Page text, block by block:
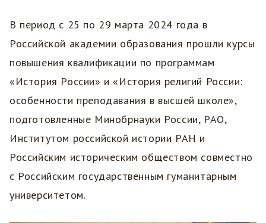
В период с 25 по 29 марта 2024 года в
Российской академии образования прошли курсы
повышения квалификации по программам
«История России» и «История религий России:
особенности преподавания в высшей школе»,
подготовленные Минобрнауки России, РАО,
Институтом российской истории РАН и
Российским историческим обществом совместно
с Российским государственным гуманитарным
университетом.